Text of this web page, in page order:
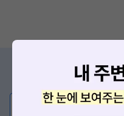
증상/치료,
의사가
💬 무엇이든 물어보세요